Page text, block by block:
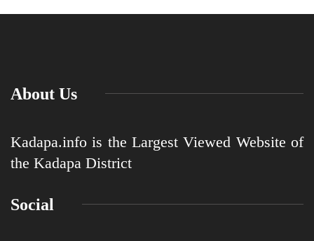
About Us
Kadapa.info is the Largest Viewed Website of
the Kadapa District
Social